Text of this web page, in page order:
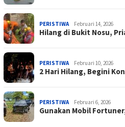
PERISTIWA Februari 14, 2026
Hilang di Bukit Nosu,
PERISTIWA Februari 10, 2026
2 Hari Hilang, Begini
PERISTIWA Februari 6, 2026
Gunakan Mobil